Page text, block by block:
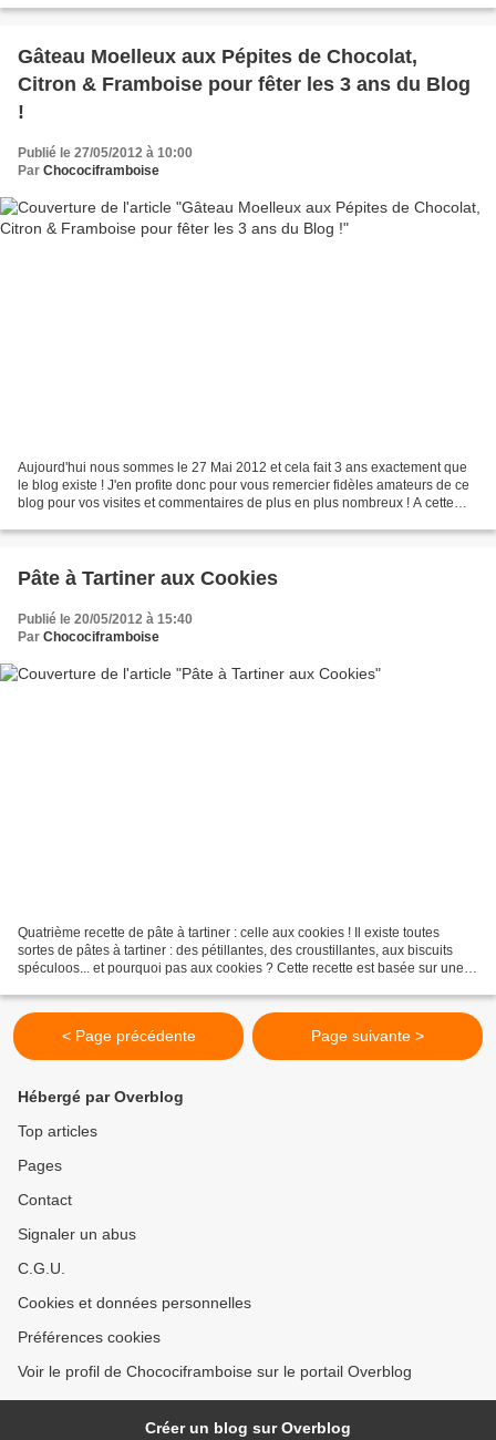
Gâteau Moelleux aux Pépites de Chocolat,
Citron & Framboise pour fêter les 3 ans du Blog
!
Publié le 27/05/2012 à 10:00
Par Chocociframboise
Aujourd'hui nous sommes le 27 Mai 2012 et cela fait 3 ans exactement que
le blog existe ! J'en profite donc pour vous remercier fidèles amateurs de ce
blog pour vos visites et commentaires de plus en plus nombreux ! A cette
Pâte à Tartiner aux Cookies
Publié le 20/05/2012 à 15:40
Par Chocociframboise
Quatrième recette de pâte à tartiner : celle aux cookies ! Il existe toutes
sortes de pâtes à tartiner : des pétillantes, des croustillantes, aux biscuits
spéculoos... et pourquoi pas aux cookies ? Cette recette est basée sur une
< Page précédente Page suivante >
Hébergé par Overblog
Top articles
Pages
Contact
Signaler un abus
C.G.U.
Cookies et données personnelles
Préférences cookies
Voir le profil de Chocociframboise sur le portail Overblog
Créer un blog sur Overblog